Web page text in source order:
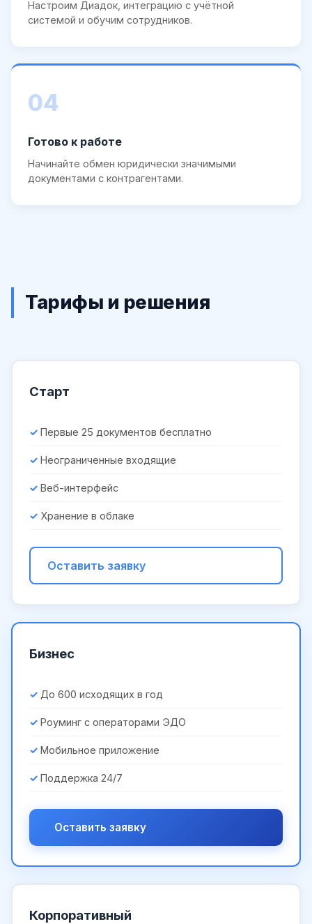
Настроим Диадок, интеграцию с учётной
системой и обучим сотрудников.
04
Готово к работе
Начинайте обмен юридически значимыми
документами с контрагентами.
Тарифы и решения
Старт
Первые 25 документов бесплатно
Неограниченные входящие
Веб-интерфейс
Хранение в облаке
Оставить заявку
Бизнес
До 600 исходящих в год
Роуминг с операторами ЭДО
Мобильное приложение
Поддержка 24/7
Оставить заявку
Корпоративный